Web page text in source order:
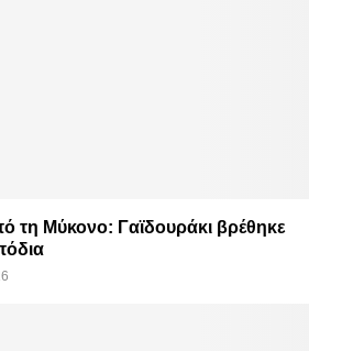
τη Μύκονο: Γαϊδουράκι βρέθηκε